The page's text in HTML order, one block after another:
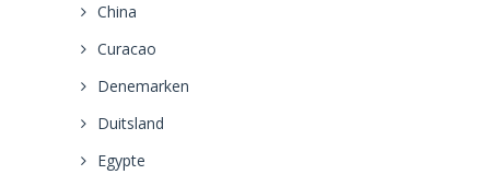
China
Curacao
Denemarken
Duitsland
Egypte